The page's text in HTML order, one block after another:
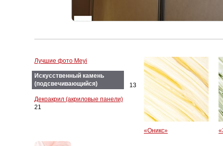
Лучшие фото Meyi
Искусственный камень
(подсвечивающийся)
13
Декоакрил (акриловые панели)
21
«Оникс»